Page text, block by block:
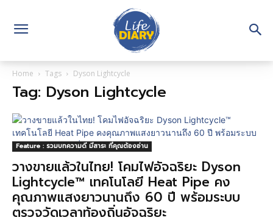
Home Tags Dyson Lightcycle
Tag: Dyson Lightcycle
Feature : รวมบทความดี มีสาระ ที่คุณต้องอ่าน
วางขายแล้วในไทย! โคมไฟอัจฉริยะ Dyson
Lightcycle™ เทคโนโลยี Heat Pipe คง
คุณภาพแสงยาวนานถึง 60 ปี พร้อมระบบ
ตรวจวัดเวลาท้องถิ่นอัจฉริยะ